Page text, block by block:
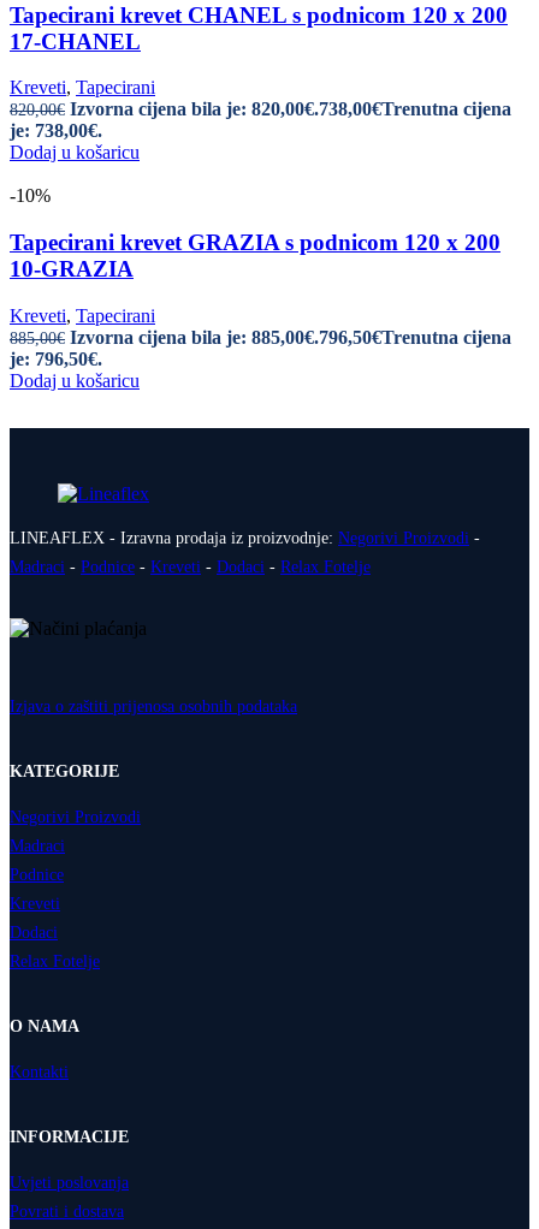
Tapecirani krevet CHANEL s podnicom 120 x 200
17-CHANEL
Kreveti, Tapecirani
820,00€ Izvorna cijena bila je: 820,00€.738,00€Trenutna cijena
je: 738,00€.
Dodaj u košaricu
-10%
Tapecirani krevet GRAZIA s podnicom 120 x 200
10-GRAZIA
Kreveti, Tapecirani
885,00€ Izvorna cijena bila je: 885,00€.796,50€Trenutna cijena
je: 796,50€.
Dodaj u košaricu
LINEAFLEX - Izravna prodaja iz proizvodnje: Negorivi Proizvodi -
Madraci - Podnice - Kreveti - Dodaci - Relax Fotelje
Izjava o zaštiti prijenosa osobnih podataka
KATEGORIJE
Negorivi Proizvodi
Madraci
Podnice
Kreveti
Dodaci
Relax Fotelje
O NAMA
Kontakti
INFORMACIJE
Uvjeti poslovanja
Povrati i dostava